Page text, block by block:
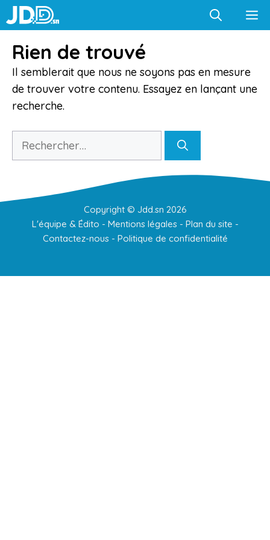
Aller
au
Rien de trouvé
Il semblerait que nous ne soyons pas en mesure
de trouver votre contenu. Essayez en lançant une
recherche.
Rechercher :
Copyright © Jdd.sn 2026
L'équipe & Édito - Mentions légales- Plan du site -
Contactez-nous- Politique de confidentialité